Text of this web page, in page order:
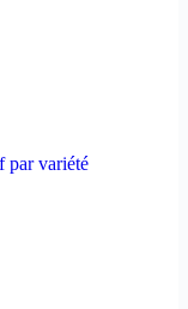
par variété